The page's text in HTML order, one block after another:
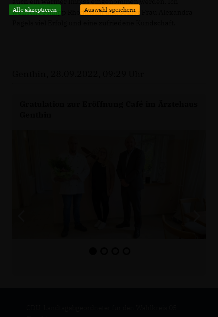
wünsche Philipp Rhodmann und seiner Frau Alexandra
Alle akzeptieren Auswahl speichern